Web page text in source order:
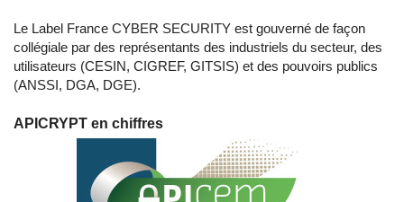
Le Label France CYBER SECURITY est gouverné de façon
collégiale par des représentants des industriels du secteur, des
utilisateurs (CESIN, CIGREF, GITSIS) et des pouvoirs publics
(ANSSI, DGA, DGE).
APICRYPT en chiffres